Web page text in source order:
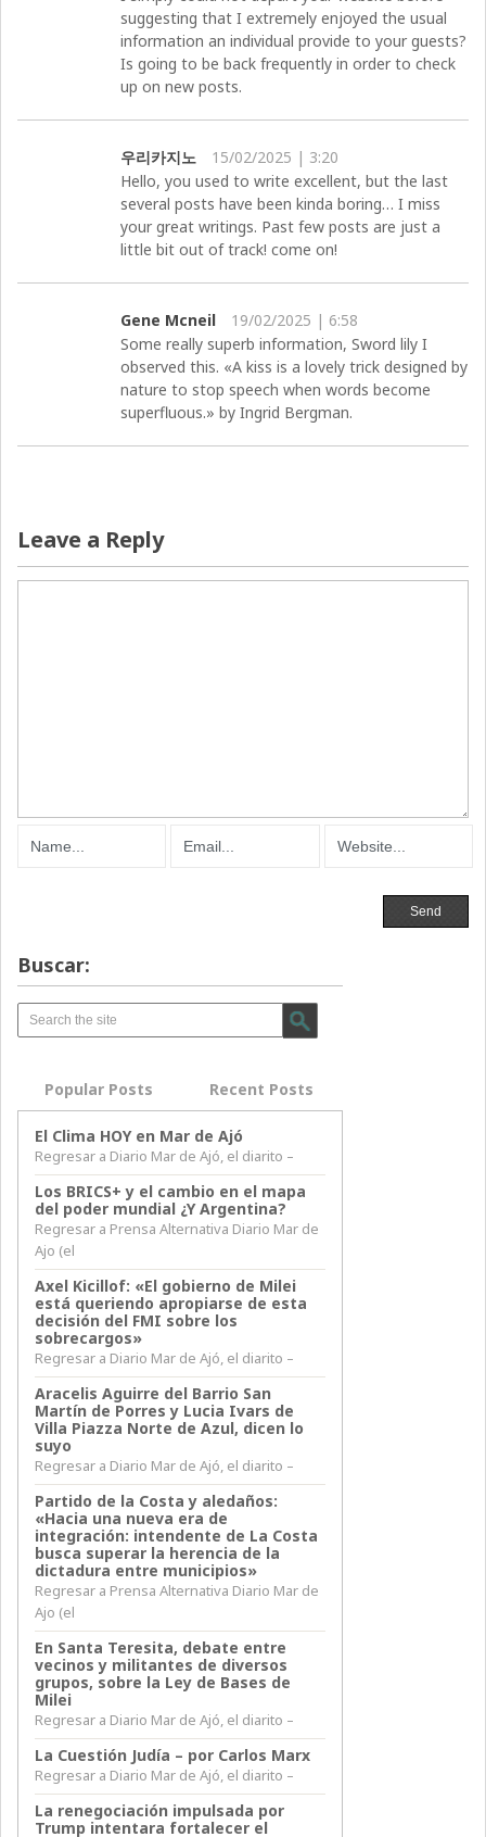
suggesting that I extremely enjoyed the usual
information an individual provide to your guests?
Is going to be back frequently in order to check
up on new posts.
우리카지노
15/02/2025 | 3:20
Hello, you used to write excellent, but the last
several posts have been kinda boring… I miss
your great writings. Past few posts are just a
little bit out of track! come on!
Gene Mcneil
19/02/2025 | 6:58
Some really superb information, Sword lily I
observed this. «A kiss is a lovely trick designed by
nature to stop speech when words become
superfluous.» by Ingrid Bergman.
Leave a Reply
Buscar:
Popular Posts Recent Posts
El Clima HOY en Mar de Ajó
Regresar a Diario Mar de Ajó, el diarito –
Los BRICS+ y el cambio en el mapa
del poder mundial ¿Y Argentina?
Regresar a Prensa Alternativa Diario Mar de
Ajo (el
Axel Kicillof: «El gobierno de Milei
está queriendo apropiarse de esta
decisión del FMI sobre los
sobrecargos»
Regresar a Diario Mar de Ajó, el diarito –
Aracelis Aguirre del Barrio San
Martín de Porres y Lucia Ivars de
Villa Piazza Norte de Azul, dicen lo
suyo
Regresar a Diario Mar de Ajó, el diarito –
Partido de la Costa y aledaños:
«Hacia una nueva era de
integración: intendente de La Costa
busca superar la herencia de la
dictadura entre municipios»
Regresar a Prensa Alternativa Diario Mar de
Ajo (el
En Santa Teresita, debate entre
vecinos y militantes de diversos
grupos, sobre la Ley de Bases de
Milei
Regresar a Diario Mar de Ajó, el diarito –
La Cuestión Judía – por Carlos Marx
Regresar a Diario Mar de Ajó, el diarito –
La renegociación impulsada por
Trump intentara fortalecer el